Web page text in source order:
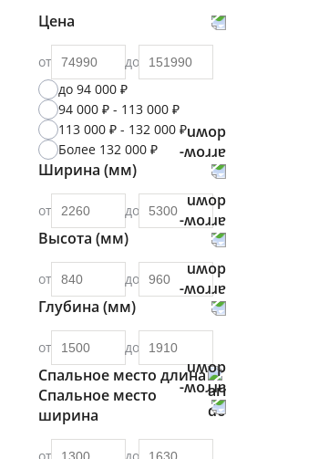
Цена
от
до
до 94 000 ₽
94 000 ₽ - 113 000 ₽
113 000 ₽ - 132 000 ₽
Более 132 000 ₽
Ширина (мм)
от до
Высота (мм)
от до
Глубина (мм)
от до
Спальное место длина
от
Спальное место
ширина